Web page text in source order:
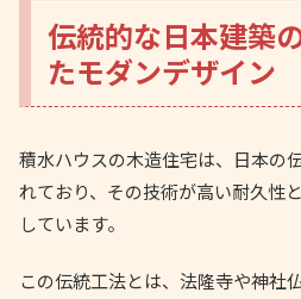
伝統的な日本建築
たモダンデザイン
積水ハウスの木造住宅は、日本の
れており、その技術が高い耐久性
しています。
この伝統工法とは、法隆寺や神社